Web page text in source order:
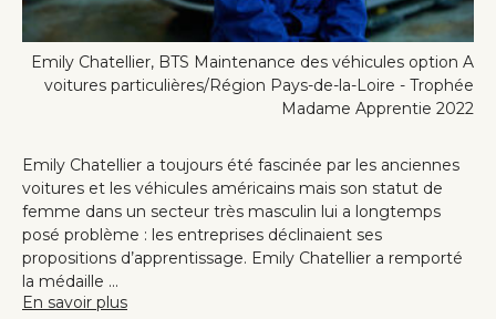
Emily Chatellier, BTS Maintenance des véhicules option A
voitures particulières/Région Pays-de-la-Loire - Trophée
Madame Apprentie 2022
Emily Chatellier a toujours été fascinée par les anciennes
voitures et les véhicules américains mais son statut de
femme dans un secteur très masculin lui a longtemps
posé problème : les entreprises déclinaient ses
propositions d’apprentissage. Emily Chatellier a remporté
la médaille ...
En savoir plus